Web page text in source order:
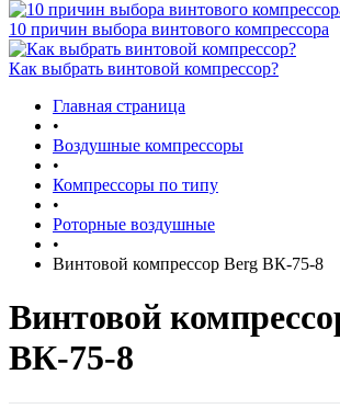
10 причин выбора винтового компрессора
Как выбрать винтовой компрессор?
Главная страница
•
Воздушные компрессоры
•
Компрессоры по типу
•
Роторные воздушные
•
Винтовой компрессор Berg ВК-75-8
Винтовой
ВК-75-8